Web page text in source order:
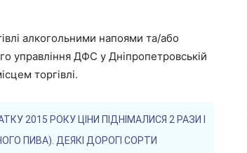
алкогольними напоями та/або
управління ДФС у Дніпропетровській
торгівлі.
2015 РОКУ ЦІНИ ПІДНІМАЛИСЯ 2 РАЗИ І
ПИВА). ДЕЯКІ ДОРОГІ СОРТИ